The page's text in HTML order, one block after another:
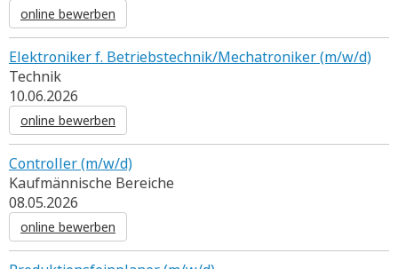
online bewerben
Elektroniker f. Betriebstechnik/Mechatroniker (m/w/d)
Technik
10.06.2026
online bewerben
Controller (m/w/d)
Kaufmännische Bereiche
08.05.2026
online bewerben